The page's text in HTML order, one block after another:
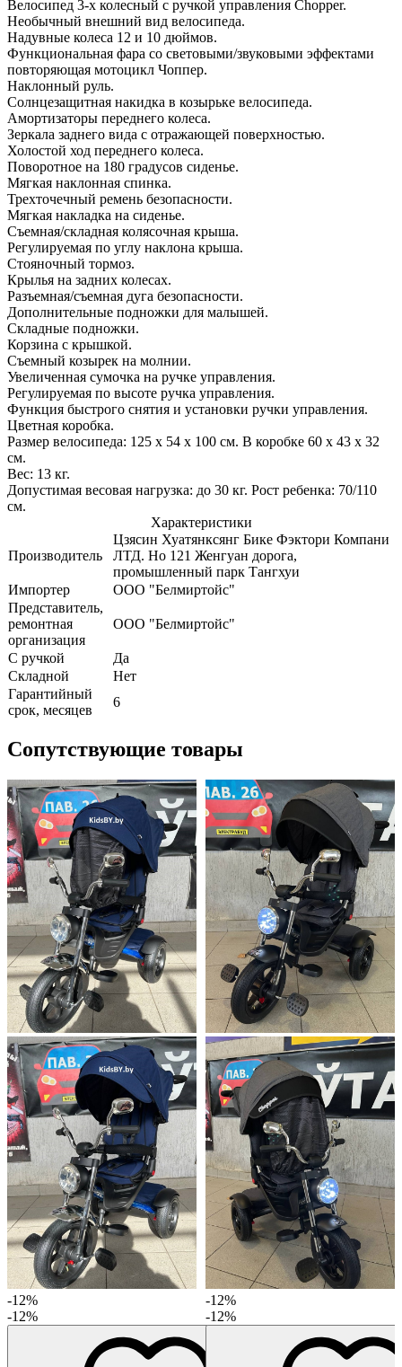
Велосипед 3-х колесный с ручкой управления Chopper.
Необычный внешний вид велосипеда.
Надувные колеса 12 и 10 дюймов.
Функциональная фара со световыми/звуковыми эффектами
повторяющая мотоцикл Чоппер.
Наклонный руль.
Солнцезащитная накидка в козырьке велосипеда.
Амортизаторы переднего колеса.
Зеркала заднего вида с отражающей поверхностью.
Холостой ход переднего колеса.
Поворотное на 180 градусов сиденье.
Мягкая наклонная спинка.
Трехточечный ремень безопасности.
Мягкая накладка на сиденье.
Съемная/складная колясочная крыша.
Регулируемая по углу наклона крыша.
Стояночный тормоз.
Крылья на задних колесах.
Разъемная/съемная дуга безопасности.
Дополнительные подножки для малышей.
Складные подножки.
Корзина с крышкой.
Съемный козырек на молнии.
Увеличенная сумочка на ручке управления.
Регулируемая по высоте ручка управления.
Функция быстрого снятия и установки ручки управления.
Цветная коробка.
Pазмер велосипеда: 125 х 54 х 100 см. B коробке 60 х 43 х 32
см.
Bес: 13 кг.
Допустимая весовая нагрузка: до 30 кг. Pост ребенка: 70/110
см.
Характеристики
Производитель
Цзясин Хуатянксянг Бике Фэктори Компани
ЛТД. Но 121 Женгуан дорога,
промышленный парк Тангхуи
Импортер
ООО "Белмиртойс"
Представитель,
ремонтная
организация
ООО "Белмиртойс"
С ручкой
Да
Складной
Нет
Гарантийный
срок, месяцев
6
Сопутствующие товары
-12%
-12%
-12%
-12%